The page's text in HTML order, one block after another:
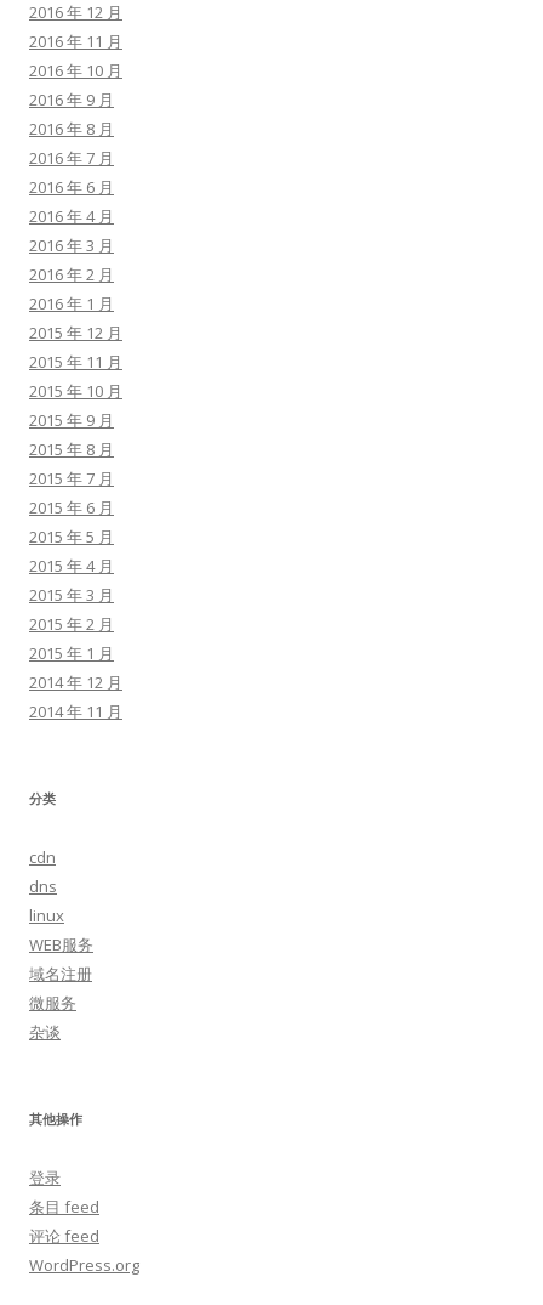
2016 年 12 月
2016 年 11 月
2016 年 10 月
2016 年 9 月
2016 年 8 月
2016 年 7 月
2016 年 6 月
2016 年 4 月
2016 年 3 月
2016 年 2 月
2016 年 1 月
2015 年 12 月
2015 年 11 月
2015 年 10 月
2015 年 9 月
2015 年 8 月
2015 年 7 月
2015 年 6 月
2015 年 5 月
2015 年 4 月
2015 年 3 月
2015 年 2 月
2015 年 1 月
2014 年 12 月
2014 年 11 月
分类
cdn
dns
linux
WEB服务
域名注册
微服务
杂谈
其他操作
登录
条目 feed
评论 feed
WordPress.org